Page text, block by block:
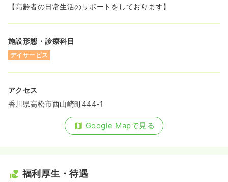
【高齢者の日常生活のサポートをしております】
施設形態・診療科目
デイサービス
アクセス
香川県高松市西山崎町444-1
Google Mapで見る
福利厚生・待遇